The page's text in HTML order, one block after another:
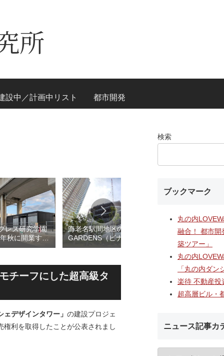
所
設中／計画中リスト 都市開発
レス研究学園
秋に開業する
「寿横
や商業ビル建
り駅前商業地
海老名駅間地区のViNA
GARDENS（ビナ ガーデン
ズ）で建設中の「（仮称）フ
テル温浴棟」2026年夏時点建
設状況！！天然温泉のほか子
育て・ペット関連の複合施設
なんばのク
の多目的アリ
Kubota LaLa
区名称は「
タフィールド
チーフにした超高級タ
ェデザインタワー」 の建設プロジェ
利を取得したことが公表されまし
検索
ブックマーク
丸の内
融合！ 都市開
築ツアー」
丸の内
「丸の内ダン
楽待 不動産投
超高層ビル・
ニュース記事カ